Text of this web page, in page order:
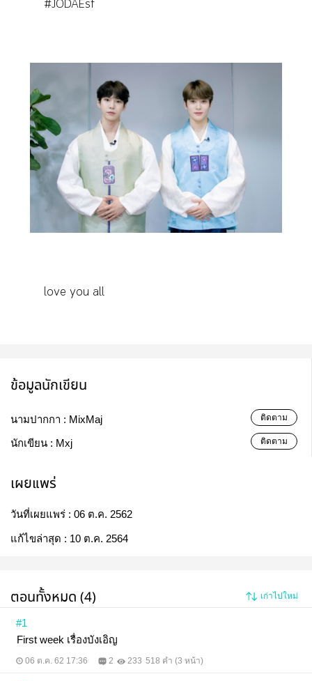
#JODAEsf
love you all
ข้อมูลนักเขียน
นามปากกา : MixMaj ติดตาม
นักเขียน : Mxj ติดตาม
เผยแพร่
วันที่เผยแพร่ : 06 ต.ค. 2562
แก้ไขล่าสุด : 10 ต.ค. 2564
ตอนทั้งหมด (4) เก่าไปใหม่
#1
First week เรื่องบังเอิญ
06 ต.ค. 62 17:36 2 233 518 คำ (3 หน้า)